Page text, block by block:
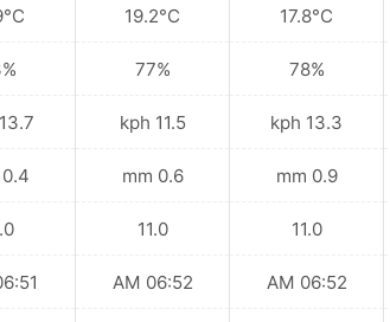
17.8°C
78%
13.3 kph
0.9 mm
11.0
06:52 AM
19.2°C
77%
11.5 kph
0.6 mm
11.0
06:52 AM
13.7 kph
0.4 mm
AM